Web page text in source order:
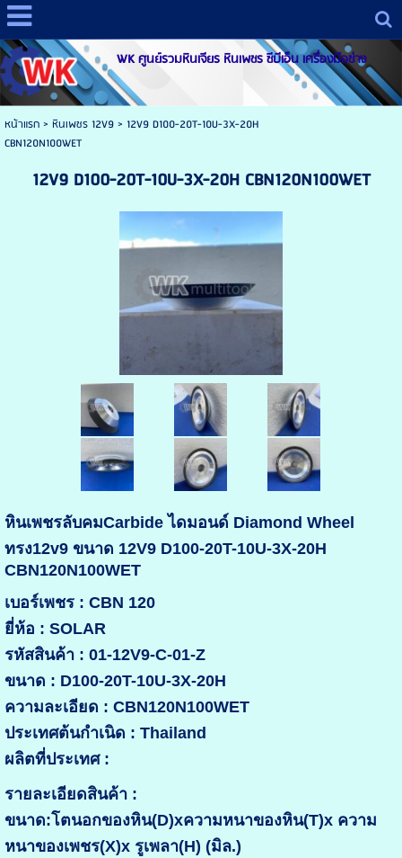
WK ศูนย์รวมหินเจียร หินเพชร ซีบีเอ็น เครื่องมือช่าง
หน้าแรก> หินเพชร 12V9> 12V9 D100-20T-10U-3X-20H
CBN120N100WET
12V9 D100-20T-10U-3X-20H CBN120N100WET
หินเพชรลับคมCarbide ไดมอนด์ Diamond Wheel
ทรง12v9 ขนาด 12V9 D100-20T-10U-3X-20H
CBN120N100WET
เบอร์เพชร : CBN 120
ยี่ห้อ : SOLAR
รหัสสินค้า : 01-12V9-C-01-Z
ขนาด : D100-20T-10U-3X-20H
ความละเอียด : CBN120N100WET
ประเทศต้นกำเนิด : Thailand
ผลิตที่ประเทศ :
รายละเอียดสินค้า :
ขนาด:โตนอกของหิน(D)xความหนาของหิน(T)x ความ
หนาของเพชร(X)x รูเพลา(H) (มิล.)